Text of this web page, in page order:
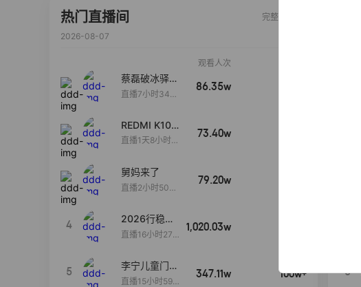
热门直播间
完整榜单
2026-08-07
观看人次
蔡磊破冰驿站
直播间好物分
直播7小时34分
86.35w
REDMI K100
Pro系列新品
启！
直播1天8小时3
73.40w
舅妈来了
直播2小时50分
79.20w
4
2026行稳致
远
直播16小时27
1,020.03w
5
李宁儿童门店
爆款赤兔8pr
直播15小时59
347.11w 100w+ 5